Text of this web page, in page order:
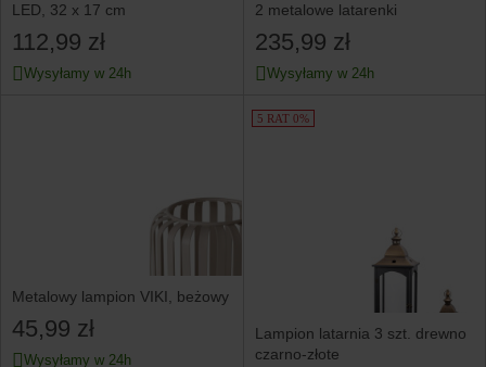
LED, 32 x 17 cm
112,99 zł
Wysyłamy w 24h
2 metalowe latarenki
235,99 zł
Wysyłamy w 24h
Metalowy lampion VIKI, beżowy
45,99 zł
Wysyłamy w 24h
5 RAT 0%
Lampion latarnia 3 szt. drewno
czarno-złote